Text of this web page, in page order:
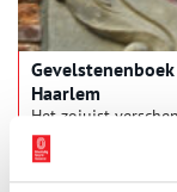
Haarlem
Het zojuist
beschrijft
en stenen die in
verdwenen. Maar